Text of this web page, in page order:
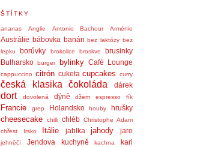
ŠTÍTKY
ananas Anglie Antonio Bachour Arménie
Austrálie bábovka banán bez laktózy bez
lepku
borůvky brokolice broskve
brusinky
Bulharsko
burger bylinky Café Lounge
cappuccino citrón cuketa cupcakes curry
česká klasika čokoláda dárek
dort dovolená dýně džem espresso fík
Francie grep Holandsko houby hrušky
cheesecake chilli chléb Christophe Adam
chřest
Irsko Itálie jablka jahody jaro
jehněčí Jendova kuchyně kachna
kari